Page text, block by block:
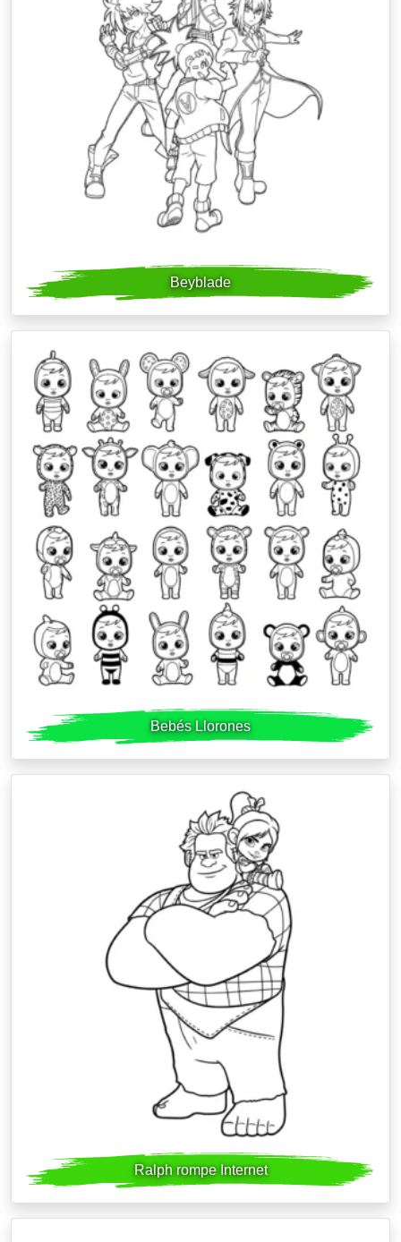
Beyblade
Bebés Llorones
Ralph rompe Internet